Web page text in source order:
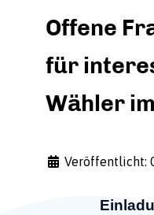
Offene
für
Wähler
Veröffentlicht: